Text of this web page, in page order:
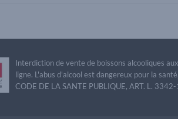
Interdiction de vente de boissons alcooliques
ligne. L'abus d'alcool est dangereux pour la
CODE DE LA SANTE PUBLIQUE, ART. L.